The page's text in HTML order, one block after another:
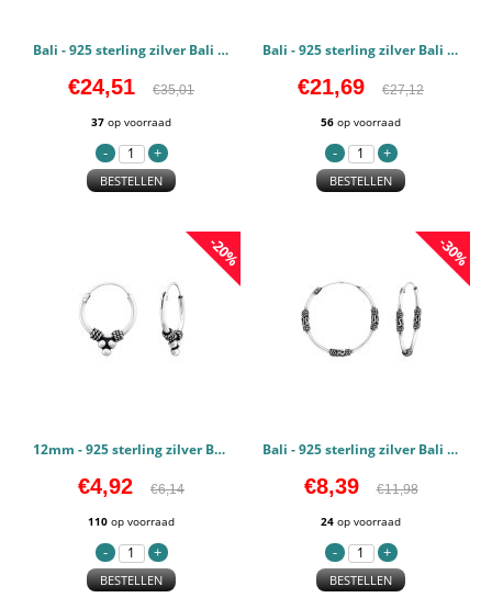
Bali - 925 sterling zilver Bali oorbellen PCJW40311
€24,51 €35,01
37 op voorraad
BESTELLEN
Bali - 925 sterling zilver Bali oorbellen PCJW40307
€21,69 €27,12
56 op voorraad
BESTELLEN
-20%
12mm - 925 sterling zilver Bali oorbellen PCJW39971
€4,92 €6,14
110 op voorraad
BESTELLEN
-30%
Bali - 925 sterling zilver Bali oorbellen PCJW38359
€8,39 €11,98
24 op voorraad
BESTELLEN